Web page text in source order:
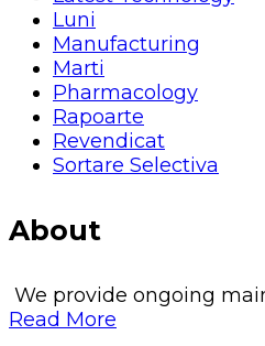
Luni
Manufacturing
Marti
Pharmacology
Rapoarte
Revendicat
Sortare Selectiva
About
We provide ongoing
Read More